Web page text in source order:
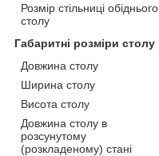
Розмір стільниці обіднього
столу
Габаритні розміри столу
Довжина столу
Ширина столу
Висота столу
Довжина столу в
розсунутому
(розкладеному) стані